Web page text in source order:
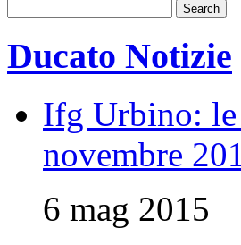
Ducato Notizie
Ifg Urbino: le
novembre
6 mag 2015